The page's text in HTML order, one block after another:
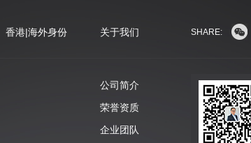
香港|海外身份 关于我们
公司简介
荣誉资质
企业团队
SHARE: